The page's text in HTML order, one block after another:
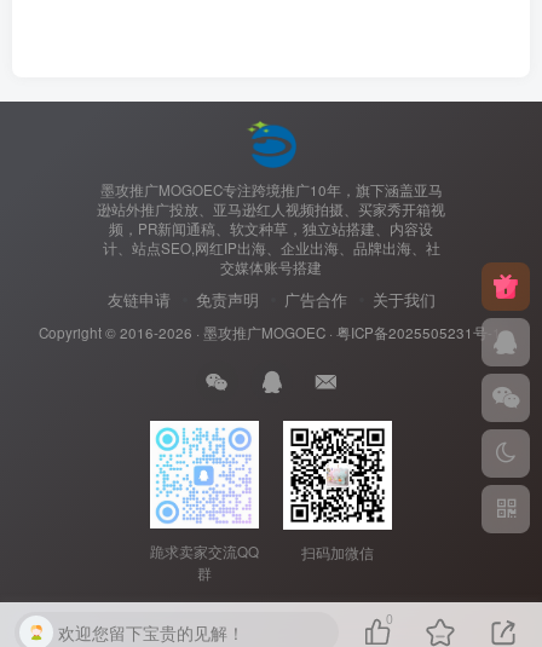
墨攻推广MOGOEC专注跨境推广10年，旗下涵盖亚马
逊站外推广投放、亚马逊红人视频拍摄、买家秀开箱视
频，PR新闻通稿、软文种草，独立站搭建、内容设
计、站点SEO,网红IP出海、企业出海、品牌出海、社
交媒体账号搭建
友链申请 免责声明 广告合作 关于我们
Copyright © 2016-2026 · 墨攻推广MOGOEC· 粤ICP备2025505231号-1.
跪求卖家交流QQ
群
扫码加微信
欢迎您留下宝贵的见解！
0